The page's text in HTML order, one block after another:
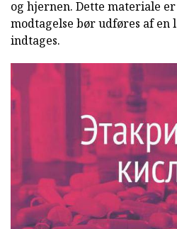
og hjernen. Dette materiale
modtagelse bør udføres af
indtages.